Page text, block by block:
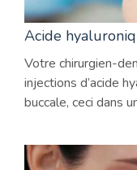
Acide
Votre chirurgien-
injections d’acide
buccale, ceci dans